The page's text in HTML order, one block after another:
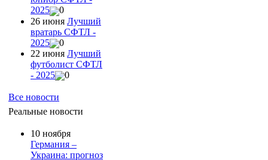
2025
0
26 июня Лучший
вратарь СФТЛ -
2025
0
22 июня Лучший
футболист СФТЛ
- 2025
0
Все новости
Реальные новости
10 ноября
Германия –
Украина: прогноз